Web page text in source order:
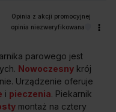
opinia niezweryfikowana
parowego jest
Nowoczesny krój
Urządzenie oferuje
i pieczenia. Piekarnik
montaż na cztery